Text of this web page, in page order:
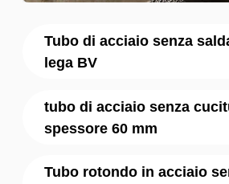
Tubo di acciaio senza
lega BV
tubo di acciaio senza
spessore 60 mm
Tubo rotondo in acciaio